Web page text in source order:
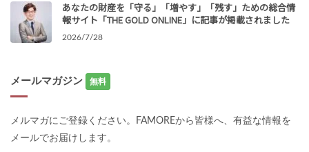
あなたの財産を「守る」「増やす」「残す」ための総合情
報サイト「THE GOLD ONLINE」に記事が掲載されました
2026/7/28
メールマガジン 無料
メルマガにご登録ください。FAMOREから皆様へ、有益な情報を
メールでお届けします。